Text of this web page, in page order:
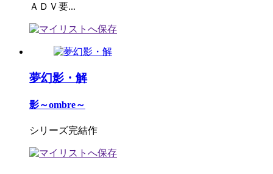
ＡＤＶ要...
夢幻影・解
影～ombre～
シリーズ完結作